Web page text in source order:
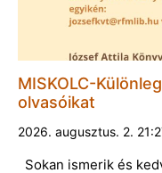
MISKOLC-
olvasóikat
2026. augusztus. 2.
Sokan ismerik és